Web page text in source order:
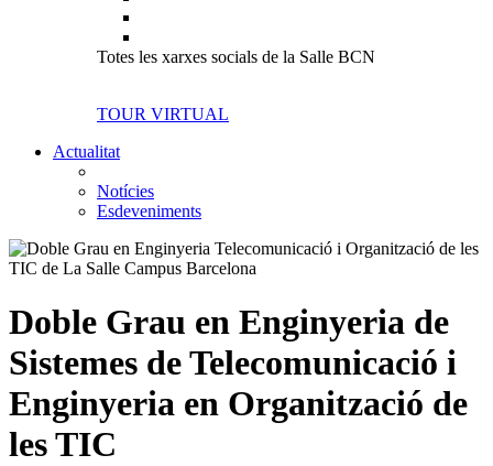
Totes les xarxes socials de la Salle BCN
TOUR VIRTUAL
Actualitat
Notícies
Esdeveniments
Doble Grau en Enginyeria de
Sistemes de Telecomunicació i
Enginyeria en Organització de
les TIC